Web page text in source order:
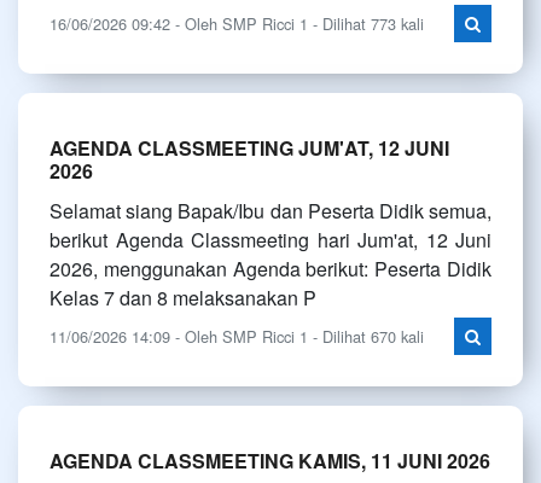
16/06/2026 09:42 - Oleh SMP Ricci 1 - Dilihat 773 kali
AGENDA CLASSMEETING JUM'AT, 12 JUNI
2026
Selamat siang Bapak/Ibu dan Peserta Didik semua,
berikut Agenda Classmeeting hari Jum'at, 12 Juni
2026, menggunakan Agenda berikut: Peserta Didik
Kelas 7 dan 8 melaksanakan P
11/06/2026 14:09 - Oleh SMP Ricci 1 - Dilihat 670 kali
AGENDA CLASSMEETING KAMIS, 11 JUNI 2026